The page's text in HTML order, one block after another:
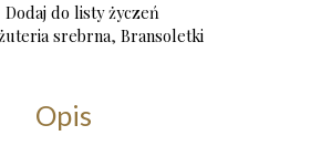
Dodaj do listy życzeń
srebrna, Bransoletki
Opis